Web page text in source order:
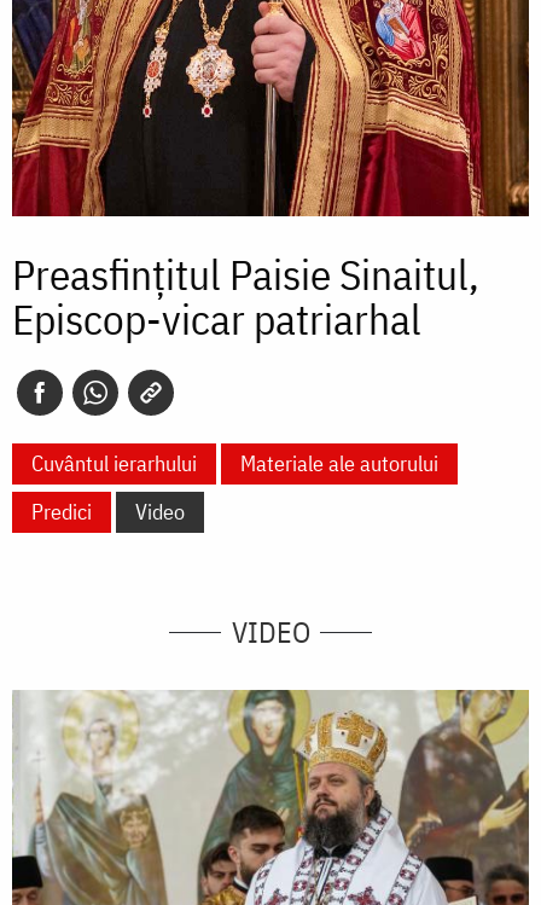
Preasfințitul Paisie Sinaitul,
Episcop-vicar patriarhal
Cuvântul ierarhului
Materiale ale autorului
Predici
Video
VIDEO